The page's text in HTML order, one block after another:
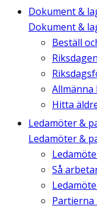
Dokument &
Dokument &
Beställ
Hitta
Ledamöter &
Ledamöter &
Så
Partierna